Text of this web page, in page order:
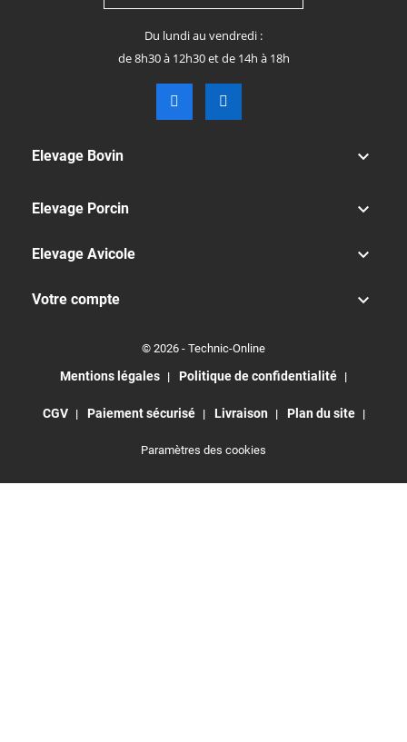
Du lundi au vendredi :
de 8h30 à 12h30 et de 14h à 18h
Elevage Bovin 
Elevage Porcin 
Elevage Avicole 
Votre compte 
© 2026 - Technic-Online
Mentions légales Politique de confidentialité
CGV Paiement sécurisé Livraison Plan du site
Paramètres des cookies